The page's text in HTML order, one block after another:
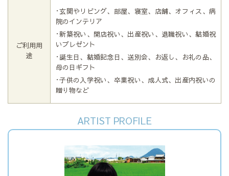
ご利用用
途
･玄関やリビング、部屋、寝室、店舗、オフィス、病
院のインテリア
･新築祝い、開店祝い、出産祝い、退職祝い、結婚祝
いプレゼント
･誕生日、結婚記念日、送別会、お返し、お礼の品、
母の日ギフト
･子供の入学祝い、卒業祝い、成人式、出産内祝いの
贈り物など
ARTIST PROFILE